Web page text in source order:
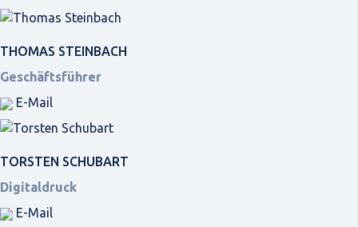
THOMAS STEINBACH
Geschäftsführer
E-Mail
TORSTEN SCHUBART
Digitaldruck
E-Mail